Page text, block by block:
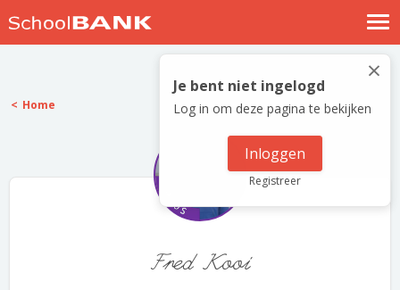
Nostalgische verhalen
Log in
Meld je gratis aan
×
Je bent niet ingelogd
Log in om deze pagina te bekijken
Inloggen
Registreer
Home
Fred Kooi